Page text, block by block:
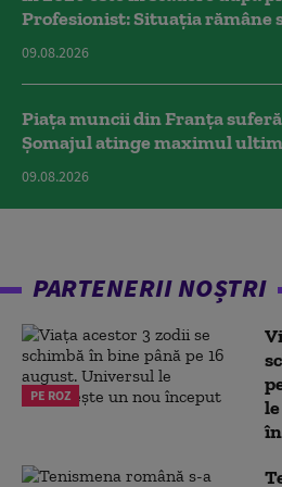
Profesionist: Situația rămâne
09.08.2026
Piața muncii din Franța
Șomajul atinge maximul
09.08.2026
PARTENERII NOȘTRI
PE ROZ